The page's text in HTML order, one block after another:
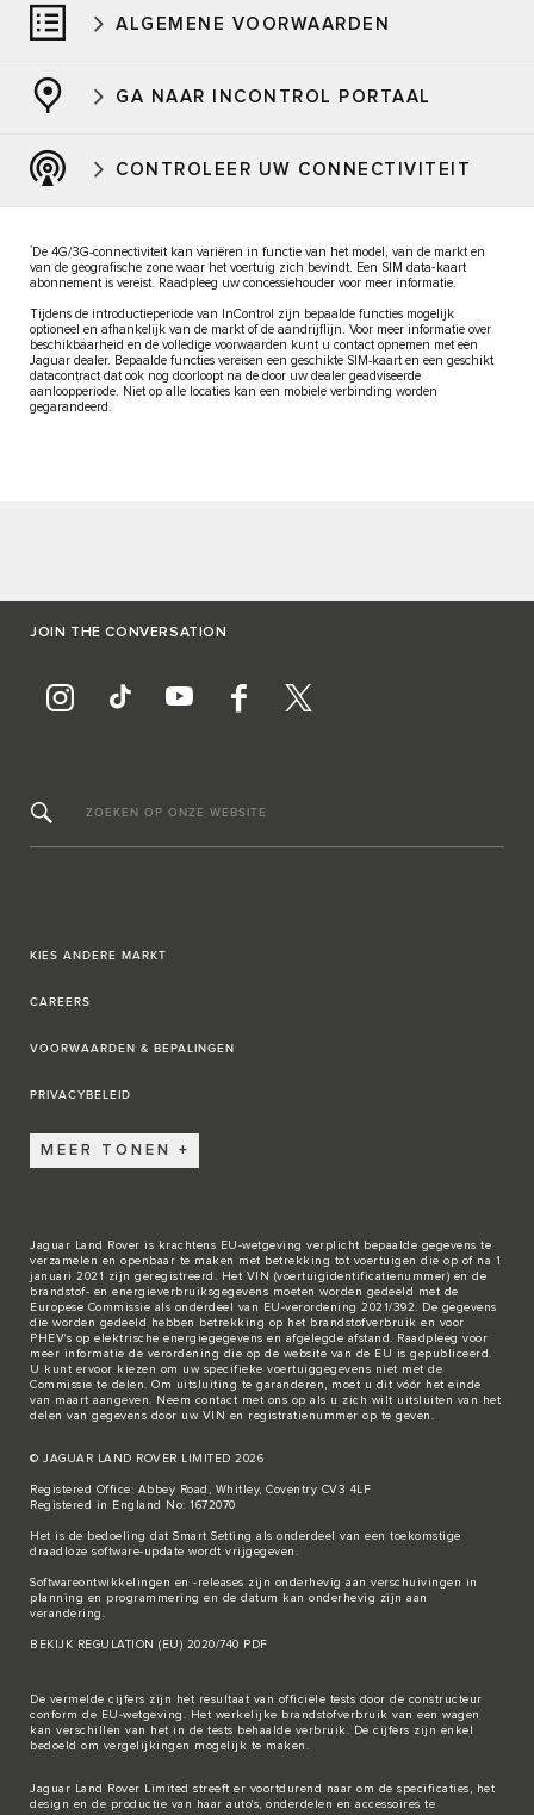
ALGEMENE VOORWAARDEN
GA NAAR INCONTROL PORTAAL
CONTROLEER UW CONNECTIVITEIT
* De 4G/3G-connectiviteit kan variëren in functie van het model, van de markt en
van de geografische zone waar het voertuig zich bevindt. Een SIM data‑kaart
abonnement is vereist. Raadpleeg uw concessiehouder voor meer informatie.
Tijdens de introductieperiode van InControl zijn bepaalde functies mogelijk
optioneel en afhankelijk van de markt of de aandrijflijn. Voor meer informatie over
beschikbaarheid en de volledige voorwaarden kunt u contact opnemen met een
Jaguar dealer. Bepaalde functies vereisen een geschikte SIM-kaart en een geschikt
datacontract dat ook nog doorloopt na de door uw dealer geadviseerde
aanloopperiode. Niet op alle locaties kan een mobiele verbinding worden
gegarandeerd.
JOIN THE CONVERSATION
ZOEKEN OP ONZE WEBSITE
KIES ANDERE MARKT
CAREERS
VOORWAARDEN & BEPALINGEN
PRIVACYBELEID
MEER TONEN
Jaguar Land Rover is krachtens EU-wetgeving verplicht bepaalde gegevens te
verzamelen en openbaar te maken met betrekking tot voertuigen die op of na 1
januari 2021 zijn geregistreerd. Het VIN (voertuigidentificatienummer) en de
brandstof- en energieverbruiksgegevens moeten worden gedeeld met de
Europese Commissie als onderdeel van EU-verordening 2021/392. De gegevens
die worden gedeeld hebben betrekking op het brandstofverbruik en voor
PHEV's op elektrische energiegegevens en afgelegde afstand. Raadpleeg voor
meer informatie de verordening die op de website van de EU is gepubliceerd.
U kunt ervoor kiezen om uw specifieke voertuiggegevens niet met de
Commissie te delen. Om uitsluiting te garanderen, moet u dit vóór het einde
van maart aangeven. Neem contact met ons op als u zich wilt uitsluiten van het
delen van gegevens door uw VIN en registratienummer op te geven.
© JAGUAR LAND ROVER LIMITED 2026
Registered Office: Abbey Road, Whitley, Coventry CV3 4LF
Registered in England No: 1672070
Het is de bedoeling dat Smart Setting als onderdeel van een toekomstige
draadloze software-update wordt vrijgegeven.
Softwareontwikkelingen en -releases zijn onderhevig aan verschuivingen in
planning en programmering en de datum kan onderhevig zijn aan
verandering.
BEKIJK REGULATION (EU) 2020/740 PDF
De vermelde cijfers zijn het resultaat van officiële tests door de constructeur
conform de EU-wetgeving. Het werkelijke brandstofverbruik van een wagen
kan verschillen van het in de tests behaalde verbruik. De cijfers zijn enkel
bedoeld om vergelijkingen mogelijk te maken.
Jaguar Land Rover Limited streeft er voortdurend naar om de specificaties, het
design en de productie van haar auto's, onderdelen en accessoires te